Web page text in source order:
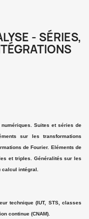
- SÉRIES,
Suites et séries de
sur les transformations
de Fourier. Eléments de
et triples. Généralités sur les
intégral.
technique (IUT, STS, classes
continue (CNAM).